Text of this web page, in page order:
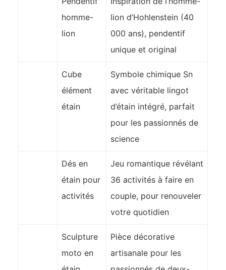
homme-
lion
lion d’Hohlenstein (40
000 ans), pendentif
unique et original
Cube
élément
étain
Symbole chimique Sn
avec véritable lingot
d’étain intégré, parfait
pour les passionnés de
science
Dés en
étain pour
activités
Jeu romantique révélant
36 activités à faire en
couple, pour renouveler
votre quotidien
Sculpture
moto en
Pièce décorative
artisanale pour les